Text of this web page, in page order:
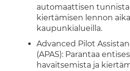
automaattisen
kiertämisen lennon
kaupunkialueilla.
Advanced Pilot
(APAS): Parantaa
havaitsemista ja